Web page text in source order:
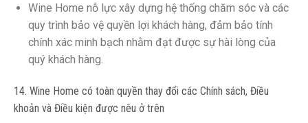
Wine Home nỗ lực xây dựng hệ thống chăm sóc và các
quy trình bảo vệ quyền lợi khách hàng, đảm bảo tính
chính xác minh bạch nhằm đạt được sự hài lòng của
quý khách hàng.
14. Wine Home có toàn quyền thay đổi các Chính sách, Điều
khoản và Điều kiện được nêu ở trên